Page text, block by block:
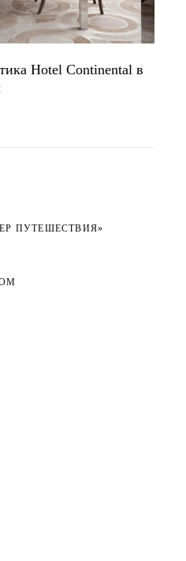
Hotel Continental в
ПУТЕШЕСТВИЯ»